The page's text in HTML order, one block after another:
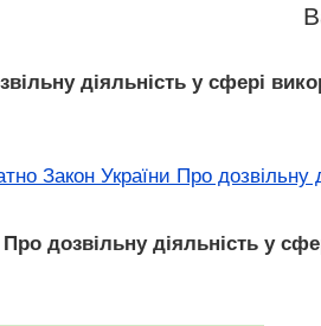
діяльність у сфері
Закон України Про дозвільну
дозвільну діяльність у